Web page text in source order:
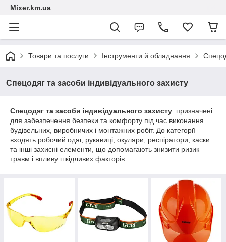
Mixer.km.ua
Товари та послуги Інструменти й обладнання
Спецодяг та засоби індивідуального захисту
Спецодяг та засоби індивідуального захисту призначені
для забезпечення безпеки та комфорту під час виконання
будівельних, виробничих і монтажних робіт. До категорії
входять робочий одяг, рукавиці, окуляри, респіратори, каски
та інші захисні елементи, що допомагають знизити ризик
травм і впливу шкідливих факторів.